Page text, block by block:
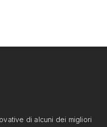
di alcuni dei migliori